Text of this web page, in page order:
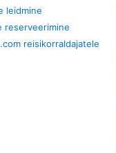
leidmine
reserveerimine
reisikorraldajatele